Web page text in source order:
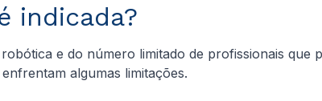
indicada?
e do número limitado de profissionais que
algumas limitações.